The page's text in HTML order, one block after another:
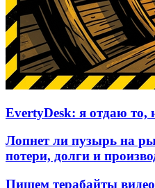
EvertyDesk: я отдаю то,
Лопнет ли пузырь на
потери, долги и
Пишем терабайты